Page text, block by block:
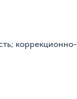
коррекционно-